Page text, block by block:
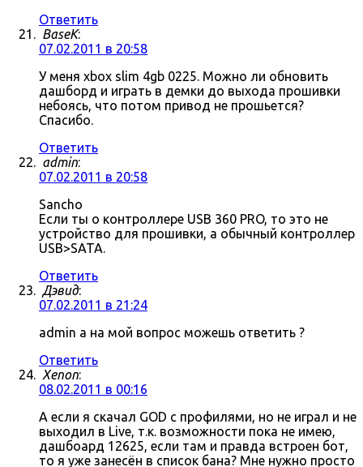
Ответить
BaseK:
07.02.2011 в 20:58
У меня xbox slim 4gb 0225. Можно ли обновить
дашборд и играть в демки до выхода прошивки
небоясь, что потом привод не прошьется?
Спасибо.
Ответить
admin:
07.02.2011 в 20:58
Sancho
Если ты о контроллере USB 360 PRO, то это не
устройство для прошивки, а обычный контроллер
USB>SATA.
Ответить
Дэвид:
07.02.2011 в 21:24
admin а на мой вопрос можешь ответить ?
Ответить
Xenon:
08.02.2011 в 00:16
А если я скачал GOD с профилями, но не играл и не
выходил в Live, т.к. возможности пока не имею,
дашбоард 12625, если там и правда встроен бот,
то я уже занесён в список бана? Мне нужно просто